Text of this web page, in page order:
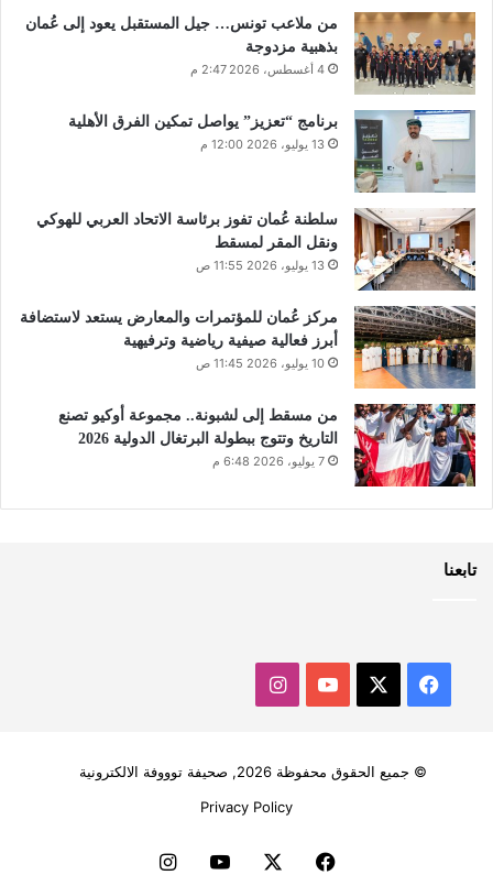
من ملاعب تونس… جيل المستقبل يعود إلى عُمان
بذهبية مزدوجة
4 أغسطس، 2026 2:47 م
برنامج “تعزيز” يواصل تمكين الفرق الأهلية
13 يوليو، 2026 12:00 م
سلطنة عُمان تفوز برئاسة الاتحاد العربي للهوكي
ونقل المقر لمسقط
13 يوليو، 2026 11:55 ص
مركز عُمان للمؤتمرات والمعارض يستعد لاستضافة
أبرز فعالية صيفية رياضية وترفيهية
10 يوليو، 2026 11:45 ص
من مسقط إلى لشبونة.. مجموعة أوكيو تصنع
التاريخ وتتوج ببطولة البرتغال الدولية 2026
7 يوليو، 2026 6:48 م
تابعنا
فيسبوك ‫YouTubeانستقرام
© جميع الحقوق محفوظة 2026, صحيفة توووفة الالكترونية
Privacy Policy
فيسبوك ‫YouTubeانستقرام